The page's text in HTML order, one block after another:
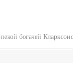
богачей